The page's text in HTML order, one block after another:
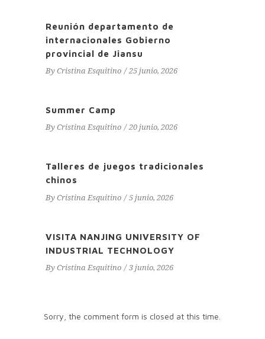
Reunión departamento de
internacionales Gobierno
provincial de Jiansu
By Cristina Esquitino 25 junio, 2026
Summer Camp
By Cristina Esquitino 20 junio, 2026
Talleres de juegos tradicionales
chinos
By Cristina Esquitino 5 junio, 2026
VISITA NANJING UNIVERSITY OF
INDUSTRIAL TECHNOLOGY
By Cristina Esquitino 3 junio, 2026
Sorry, the comment form is closed at this time.